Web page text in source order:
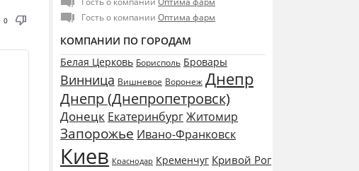
thumb_down
0
Гость о компании Оптима фарм
КОМПАНИИ ПО ГОРОДАМ
Белая Церковь Борисполь Бровары
Винница Вишневое Воронеж Днепр
Днепр (Днепропетровск)
Донецк ЕкатеринбургЖитомир
Запорожье Ивано-Франковск
Киев Краснодар Кременчуг Кривой Рог